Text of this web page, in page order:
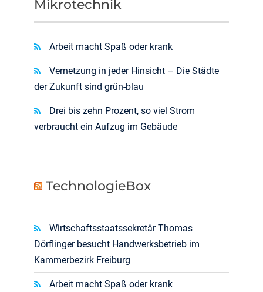
Mikrotechnik
Arbeit macht Spaß oder krank
Vernetzung in jeder Hinsicht – Die Städte
der Zukunft sind grün-blau
Drei bis zehn Prozent, so viel Strom
verbraucht ein Aufzug im Gebäude
TechnologieBox
Wirtschaftsstaatssekretär Thomas
Dörflinger besucht Handwerksbetrieb im
Kammerbezirk Freiburg
Arbeit macht Spaß oder krank